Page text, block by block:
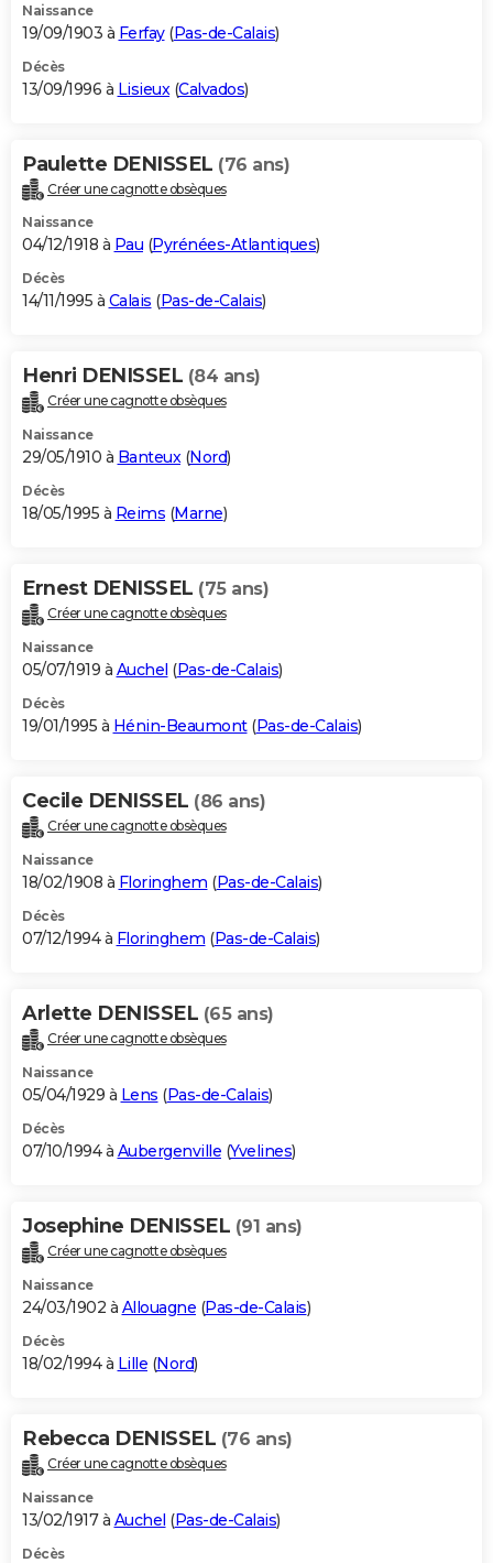
Naissance
19/09/1903 à Ferfay(Pas-de-Calais)
Décès
13/09/1996 à Lisieux (Calvados)
Paulette DENISSEL (76 ans)
Créer une cagnotte obsèques
Naissance
04/12/1918 à Pau (Pyrénées-Atlantiques)
Décès
14/11/1995 à Calais (Pas-de-Calais)
Henri DENISSEL (84 ans)
Créer une cagnotte obsèques
Naissance
29/05/1910 à Banteux(Nord)
Décès
18/05/1995 à Reims (Marne)
Ernest DENISSEL (75 ans)
Créer une cagnotte obsèques
Naissance
05/07/1919 à Auchel (Pas-de-Calais)
Décès
19/01/1995 à Hénin-Beaumont(Pas-de-Calais)
Cecile DENISSEL (86 ans)
Créer une cagnotte obsèques
Naissance
18/02/1908 à Floringhem (Pas-de-Calais)
Décès
07/12/1994 à Floringhem (Pas-de-Calais)
Arlette DENISSEL (65 ans)
Créer une cagnotte obsèques
Naissance
05/04/1929 à Lens (Pas-de-Calais)
Décès
07/10/1994 à Aubergenville (Yvelines)
Josephine DENISSEL (91 ans)
Créer une cagnotte obsèques
Naissance
24/03/1902 à Allouagne (Pas-de-Calais)
Décès
18/02/1994 à Lille (Nord)
Rebecca DENISSEL (76 ans)
Créer une cagnotte obsèques
Naissance
13/02/1917 à Auchel (Pas-de-Calais)
Décès